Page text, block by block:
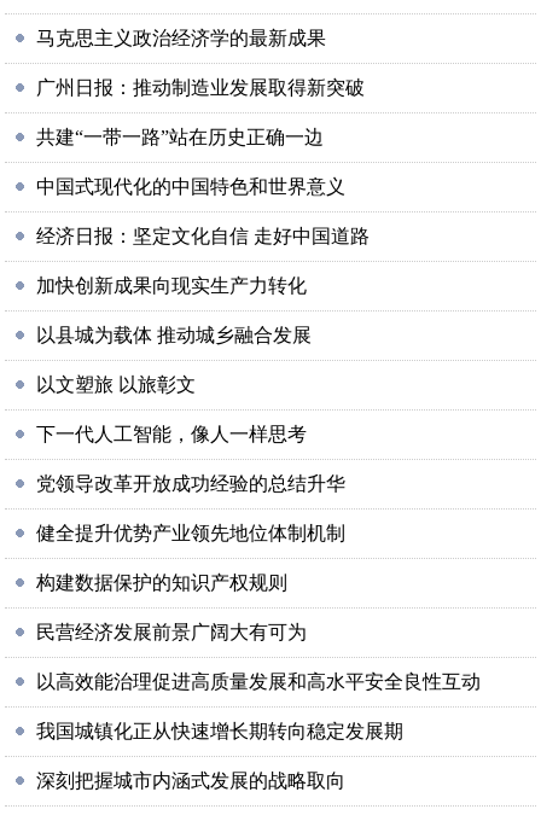
马克思主义政治经济学的最新成果
广州日报：推动制造业发展取得新突破
共建“一带一路”站在历史正确一边
中国式现代化的中国特色和世界意义
经济日报：坚定文化自信 走好中国道路
加快创新成果向现实生产力转化
以县城为载体 推动城乡融合发展
以文塑旅 以旅彰文
下一代人工智能，像人一样思考
党领导改革开放成功经验的总结升华
健全提升优势产业领先地位体制机制
构建数据保护的知识产权规则
民营经济发展前景广阔大有可为
以高效能治理促进高质量发展和高水平安全良性互动
我国城镇化正从快速增长期转向稳定发展期
深刻把握城市内涵式发展的战略取向